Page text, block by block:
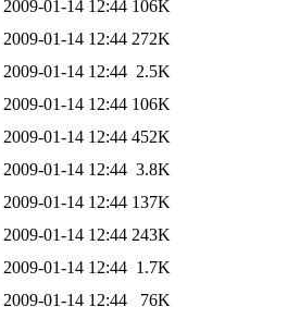
2009-01-14 12:44 106K
2009-01-14 12:44 272K
2009-01-14 12:44 2.5K
2009-01-14 12:44 106K
2009-01-14 12:44 452K
2009-01-14 12:44 3.8K
2009-01-14 12:44 137K
2009-01-14 12:44 243K
2009-01-14 12:44 1.7K
2009-01-14 12:44
76K